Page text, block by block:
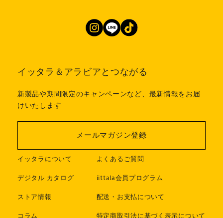
イッタラ＆アラビアとつながる
新製品や期間限定のキャンペーンなど、最新情報をお届
けいたします
メールマガジン登録
イッタラについて
デジタル カタログ
ストア情報
コラム
よくあるご質問
iittala会員プログラム
配送・お支払について
特定商取引法に基づく表示について